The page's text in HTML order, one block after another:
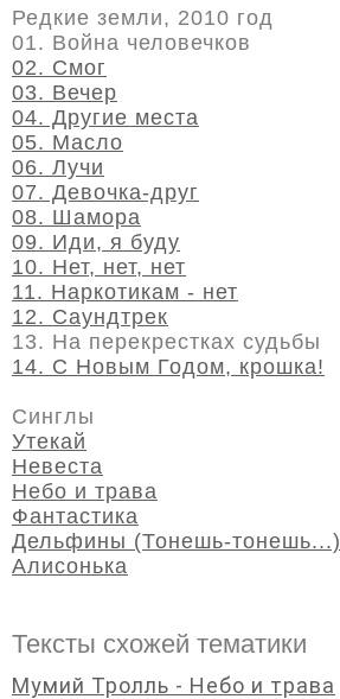
Редкие земли, 2010 год
01. Война человечков
02. Смог
03. Вечер
04. Другие места
05. Масло
06. Лучи
07. Девочка-друг
08. Шамора
09. Иди, я буду
10. Нет, нет, нет
11. Наркотикам - нет
12. Саундтрек
13. На перекрестках судьбы
14. С Новым Годом, крошка!
Синглы
Утекай
Невеста
Небо и трава
Фантастика
Дельфины (Тонешь-тонешь...)
Алисонька
Тексты схожей тематики
Мумий Тролль - Небо и трава